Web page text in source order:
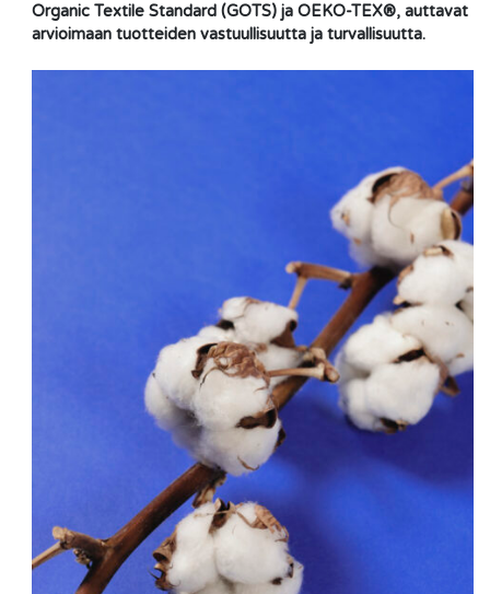
Organic Textile Standard (GOTS) ja OEKO-TEX®, auttavat
arvioimaan tuotteiden vastuullisuutta ja turvallisuutta.